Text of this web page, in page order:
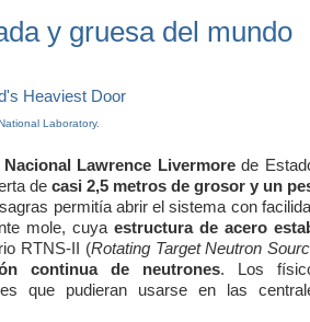
y gruesa del mundo
Laboratory.
Lawrence Livermorede
de casi 2,5 metros de grosor y un
permitía abrir el sistema con
mole, cuyaestructura de acero
RTNS-II (Rotating Target Neutron
continua de neutrones. Los
que pudieran usarse en las